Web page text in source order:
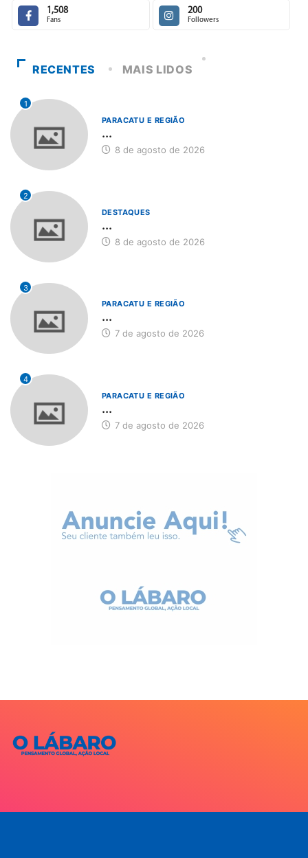
1,508
Fans
200
Followers
RECENTES MAIS LIDOS
1
PARACATU E REGIÃO
...
8 de agosto de 2026
2
DESTAQUES
...
8 de agosto de 2026
3
PARACATU E REGIÃO
...
7 de agosto de 2026
4
PARACATU E REGIÃO
...
7 de agosto de 2026